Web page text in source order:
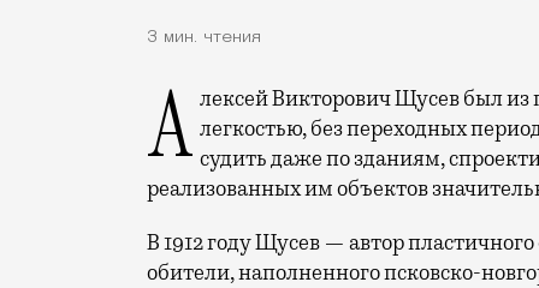
3 мин. чтения
Алексей Викторович Щусев был из плодовитых архитекторов. О том, с какой легкостью, без переходных
судить даже по зданиям,
реализованных им объектов
В 1912 году Щусев — автор
обители, наполненного псковско-